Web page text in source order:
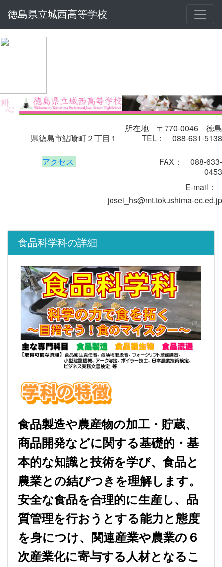
徳島県立城西高等学校
所在地 〒770-0046 徳島
県徳島市鮎喰町２丁目１ TEL： 088-631-5138
アクセス
FAX： 088-633-
0453
E-mail ：
josei_hs@mt.tokushima-ec.ed.jp
食品科学科の詳細
食品製造や農産物の加工・貯蔵、
商品開発などに関する基礎的・基
本的な知識と技術を学び、食品と
農業との結びつきを理解します。
安全な食品を合理的に生産し、品
質管理を行おうとする能力と態度
を身につけ、関連産業や農業の６
次産業化に寄与する人材となるこ